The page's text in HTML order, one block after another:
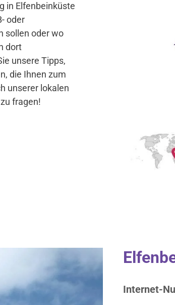
in Elfenbeinküste
oder
sollen oder wo
dort
unsere Tipps,
die Ihnen zum
unserer lokalen
fragen!
Internet-